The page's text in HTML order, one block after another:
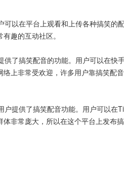
以在平台上观看和上传各种搞笑的
趣的互动社区。
了搞笑配音的功能。用户可以在快
上非常受欢迎，许多用户靠搞笑配
提供了搞笑配音功能。用户可以在
非常庞大，所以在这个平台上发布